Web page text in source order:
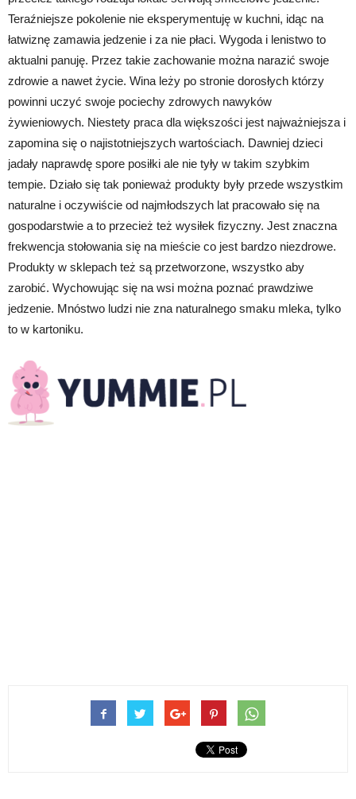
Teraźniejsze pokolenie nie eksperymentuję w kuchni, idąc na
łatwiznę zamawia jedzenie i za nie płaci. Wygoda i lenistwo to
aktualni panuję. Przez takie zachowanie można narazić swoje
zdrowie a nawet życie. Wina leży po stronie dorosłych którzy
powinni uczyć swoje pociechy zdrowych nawyków
żywieniowych. Niestety praca dla większości jest najważniejsza i
zapomina się o najistotniejszych wartościach. Dawniej dzieci
jadały naprawdę spore posiłki ale nie tyły w takim szybkim
tempie. Działo się tak ponieważ produkty były przede wszystkim
naturalne i oczywiście od najmłodszych lat pracowało się na
gospodarstwie a to przecież też wysiłek fizyczny. Jest znaczna
frekwencja stołowania się na mieście co jest bardzo niezdrowe.
Produkty w sklepach też są przetworzone, wszystko aby
zarobić. Wychowując się na wsi można poznać prawdziwe
jedzenie. Mnóstwo ludzi nie zna naturalnego smaku mleka, tylko
to w kartoniku.